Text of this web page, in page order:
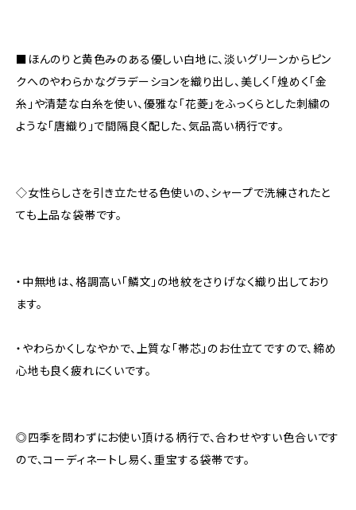
■ほんのりと黄色みのある優しい白地に、淡いグリーンからピン
クへのやわらかなグラデーションを織り出し、美しく「煌めく「金
糸」や清楚な白糸を使い、優雅な「花菱」をふっくらとした刺繍の
ような「唐織り」で間隔良く配した、気品高い柄行です。
◇女性らしさを引き立たせる色使いの、シャープで洗練されたと
ても上品な袋帯です。
・中無地は、格調高い「鱗文」の地紋をさりげなく織り出しており
ます。
・やわらかくしなやかで、上質な「帯芯」のお仕立てですので、締め
心地も良く疲れにくいです。
◎四季を問わずにお使い頂ける柄行で、合わせやすい色合いです
ので、コーディネートし易く、重宝する袋帯です。